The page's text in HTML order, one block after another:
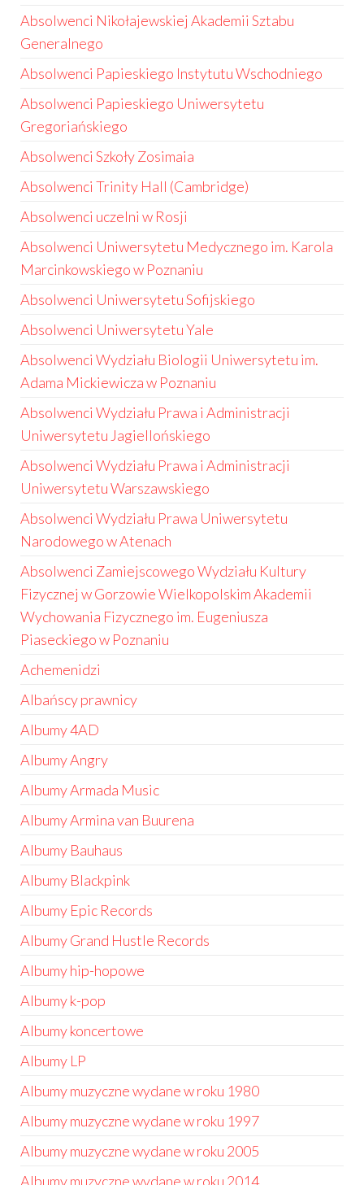
Absolwenci Nikołajewskiej Akademii Sztabu
Generalnego
Absolwenci Papieskiego Instytutu Wschodniego
Absolwenci Papieskiego Uniwersytetu
Gregoriańskiego
Absolwenci Szkoły Zosimaia
Absolwenci Trinity Hall (Cambridge)
Absolwenci uczelni w Rosji
Absolwenci Uniwersytetu Medycznego im. Karola
Marcinkowskiego w Poznaniu
Absolwenci Uniwersytetu Sofijskiego
Absolwenci Uniwersytetu Yale
Absolwenci Wydziału Biologii Uniwersytetu im.
Adama Mickiewicza w Poznaniu
Absolwenci Wydziału Prawa i Administracji
Uniwersytetu Jagiellońskiego
Absolwenci Wydziału Prawa i Administracji
Uniwersytetu Warszawskiego
Absolwenci Wydziału Prawa Uniwersytetu
Narodowego w Atenach
Absolwenci Zamiejscowego Wydziału Kultury
Fizycznej w Gorzowie Wielkopolskim Akademii
Wychowania Fizycznego im. Eugeniusza
Piaseckiego w Poznaniu
Achemenidzi
Albańscy prawnicy
Albumy 4AD
Albumy Angry
Albumy Armada Music
Albumy Armina van Buurena
Albumy Bauhaus
Albumy Blackpink
Albumy Epic Records
Albumy Grand Hustle Records
Albumy hip-hopowe
Albumy k-pop
Albumy koncertowe
Albumy LP
Albumy muzyczne wydane w roku 1980
Albumy muzyczne wydane w roku 1997
Albumy muzyczne wydane w roku 2005
Albumy muzyczne wydane w roku 2014